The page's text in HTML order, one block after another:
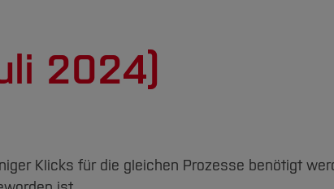
2024)
Klicks für die gleichen Prozesse benötigt